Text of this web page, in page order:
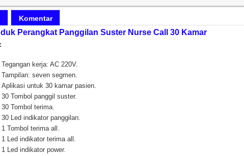
Komentar
Perangkat Panggilan Suster Nurse Call 30 Kamar
Tegangan kerja: AC 220V.
Tampilan: seven segmen.
Aplikasi untuk 30 kamar pasien.
30 Tombol panggil suster.
30 Tombol terima.
30 Led indikator panggilan.
1 Tombol terima all.
1 Led indikator terima all.
1 Led indikator power.